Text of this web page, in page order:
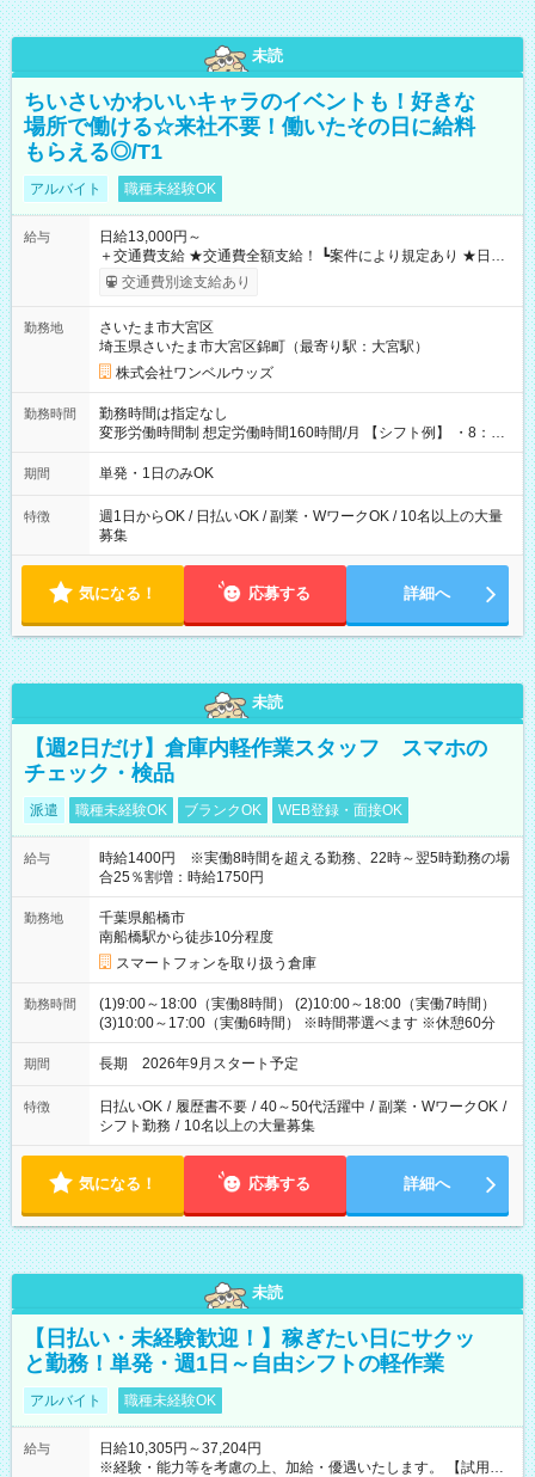
未読
ちいさいかわいいキャラのイベントも！好きな
場所で働ける☆来社不要！働いたその日に給料
もらえる◎/T1
アルバイト 職種未経験OK
給与
日給13,000円～
＋交通費支給 ★交通費全額支給！ ┗案件により規定あり ★日払
いOK！（規定あり） ┗働いたその日に現金GET♪ お仕事後はコ
ンビニATMから 日払い分を引き落とせます！ 【試用期間】試
交通費別途支給あり
勤務地
さいたま市大宮区
埼玉県さいたま市大宮区錦町（最寄り駅：大宮駅）
株式会社ワンベルウッズ
勤務時間
勤務時間は指定なし
変形労働時間制 想定労働時間160時間/月 【シフト例】 ・8：00
～21：00
期間 単発・1日のみOK
特徴
週1日からOK / 日払いOK / 副業・WワークOK / 10名以上の大量
募集
気になる！ 応募する 詳細へ
未読
【週2日だけ】倉庫内軽作業スタッフ スマホの
チェック・検品
派遣 職種未経験OK ブランクOK WEB登録・面接OK
給与
時給1400円 ※実働8時間を超える勤務、22時～翌5時勤務の場
合25％割増：時給1750円
勤務地
千葉県船橋市
南船橋駅から徒歩10分程度
スマートフォンを取り扱う倉庫
勤務時間
(1)9:00～18:00（実働8時間） (2)10:00～18:00（実働7時間）
(3)10:00～17:00（実働6時間） ※時間帯選べます ※休憩60分
期間 長期 2026年9月スタート予定
特徴 日払いOK / 履歴書不要 / 40～50代活躍中 / 副業・WワークOK /
シフト勤務 / 10名以上の大量募集
気になる！ 応募する 詳細へ
未読
【日払い・未経験歓迎！】稼ぎたい日にサクッ
と勤務！単発・週1日～自由シフトの軽作業
アルバイト 職種未経験OK
給与
日給10,305円～37,204円
※経験・能力等を考慮の上、加給・優遇いたします。 【試用期